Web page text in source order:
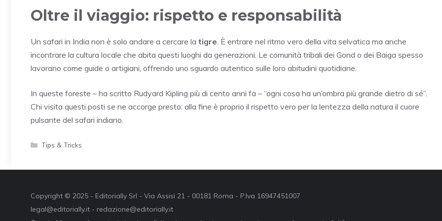
Oltre il viaggio: rispetto e responsabilità
Un safari in India non è solo andare a cercare la tigre . È entrare nel ritmo vero della vita selvatica ma anche
incontrare la cultura locale che abita questi luoghi da generazioni. Le comunità tribali dei Gond o dei Baiga spesso
lavorano come guide o artigiani, offrendo uno sguardo autentico sulle loro abitudini quotidiane.
In queste foreste – ha scritto Rudyard Kipling più di cento anni fa – “ogni cosa ha un’ombra più grande dietro di sé”.
Chi visita questi posti se ne accorge presto: alla fine è proprio il rispetto vero per la lentezza della natura il cuore
pulsante del safari indiano.
Categorie
Tips & Tricks
Copyright © 2025 - Editorially Srl - Via Assisi 21 - 00181 Roma - P.Iva 16947451007
legal@editorially.it - redazione@editorially.it